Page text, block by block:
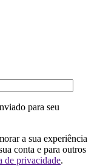
para seu
a sua experiência
conta e para outros
de privacidade.